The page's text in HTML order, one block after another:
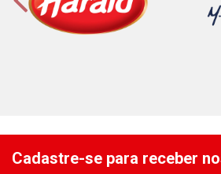
Cadastre-se para receber